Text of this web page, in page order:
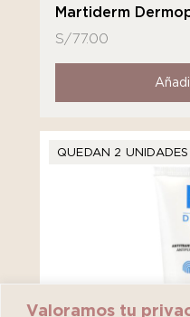
Valoramos tu
Martiderm
S/77.00
QUEDAN 2 UNIDADES